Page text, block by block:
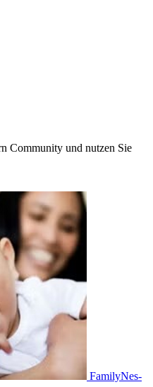
Community und nutzen Sie
FamilyNes-